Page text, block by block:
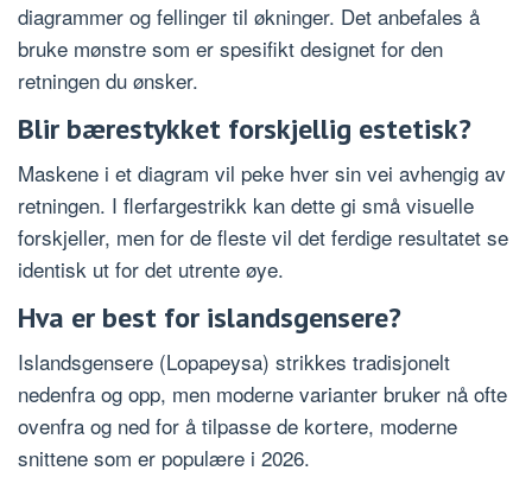
diagrammer og fellinger til økninger. Det anbefales å
bruke mønstre som er spesifikt designet for den
retningen du ønsker.
Blir bærestykket forskjellig estetisk?
Maskene i et diagram vil peke hver sin vei avhengig av
retningen. I flerfargestrikk kan dette gi små visuelle
forskjeller, men for de fleste vil det ferdige resultatet se
identisk ut for det utrente øye.
Hva er best for islandsgensere?
Islandsgensere (Lopapeysa) strikkes tradisjonelt
nedenfra og opp, men moderne varianter bruker nå ofte
ovenfra og ned for å tilpasse de kortere, moderne
snittene som er populære i 2026.